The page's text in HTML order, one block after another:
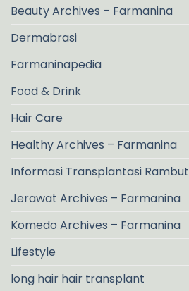
Beauty Archives – Farmanina
Dermabrasi
Farmaninapedia
Food & Drink
Hair Care
Healthy Archives – Farmanina
Informasi Transplantasi Rambut
Jerawat Archives – Farmanina
Komedo Archives – Farmanina
Lifestyle
long hair hair transplant